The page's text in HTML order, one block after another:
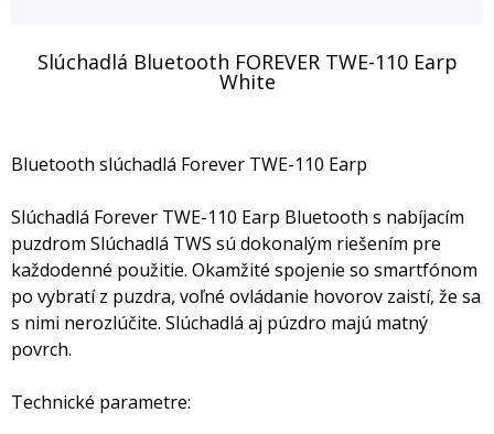
Slúchadlá Bluetooth FOREVER TWE-110 Earp
White
Bluetooth slúchadlá Forever TWE-110 Earp
Slúchadlá Forever TWE-110 Earp Bluetooth s nabíjacím
puzdrom Slúchadlá TWS sú dokonalým riešením pre
každodenné použitie. Okamžité spojenie so smartfónom
po vybratí z puzdra, voľné ovládanie hovorov zaistí, že sa
s nimi nerozlúčite. Slúchadlá aj púzdro majú matný
povrch.
Technické parametre: